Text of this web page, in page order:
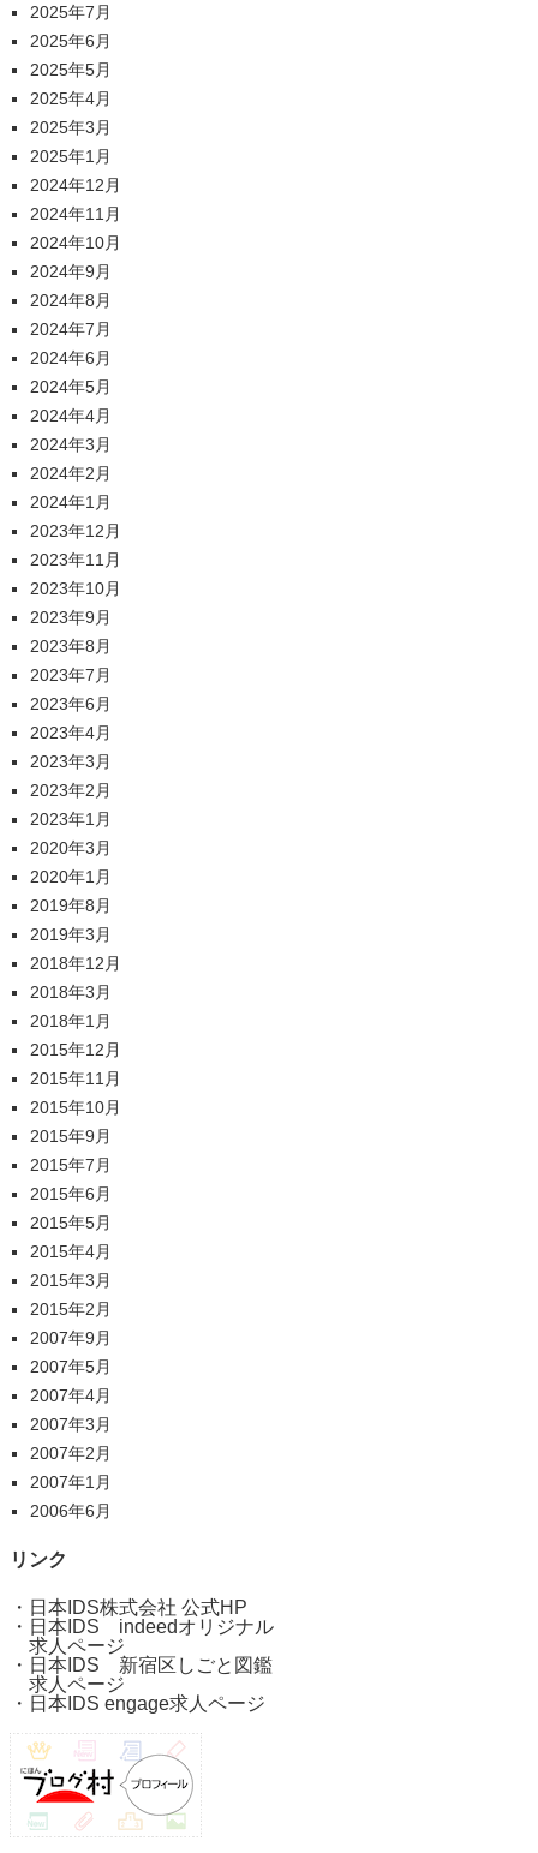
2025年7月
2025年6月
2025年5月
2025年4月
2025年3月
2025年1月
2024年12月
2024年11月
2024年10月
2024年9月
2024年8月
2024年7月
2024年6月
2024年5月
2024年4月
2024年3月
2024年2月
2024年1月
2023年12月
2023年11月
2023年10月
2023年9月
2023年8月
2023年7月
2023年6月
2023年4月
2023年3月
2023年2月
2023年1月
2020年3月
2020年1月
2019年8月
2019年3月
2018年12月
2018年3月
2018年1月
2015年12月
2015年11月
2015年10月
2015年9月
2015年7月
2015年6月
2015年5月
2015年4月
2015年3月
2015年2月
2007年9月
2007年5月
2007年4月
2007年3月
2007年2月
2007年1月
2006年6月
リンク
・ 日本IDS株式会社 公式HP
・ 日本IDS indeedオリジナル
求人ページ
・ 日本IDS 新宿区しごと図鑑
求人ページ
・ 日本IDS engage求人ページ